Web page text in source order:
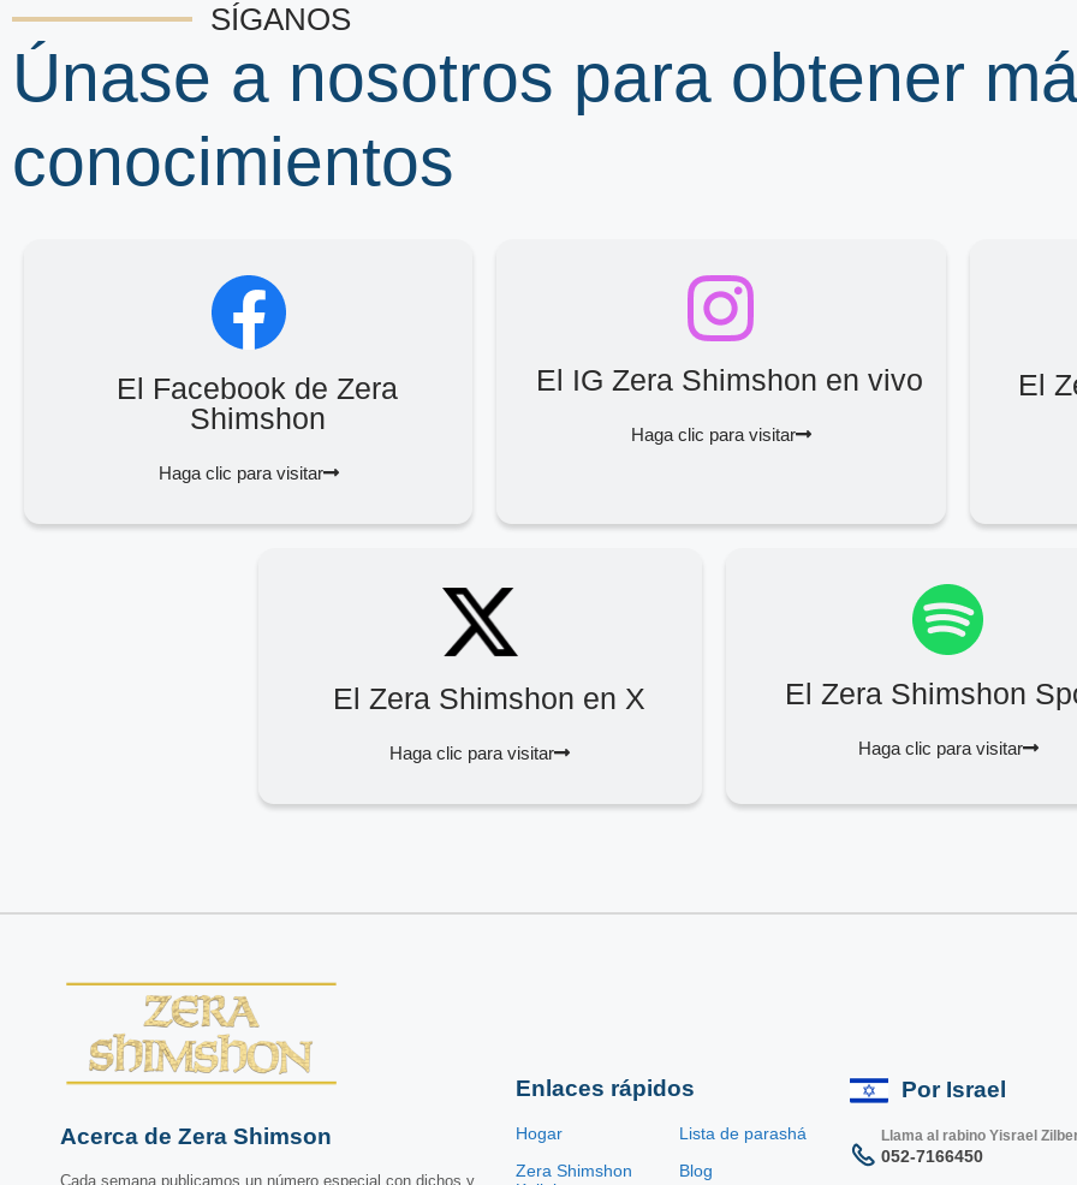
SÍGANOS
Únase a nosotros para obtener
conocimientos
El Facebook de Zera
Shimshon
Haga clic para visitar
El IG Zera Shimshon en vivo
Haga clic para visitar
El
El Zera Shimshon en X
Haga clic para visitar
El Zera Shimshon
Haga clic para visitar
Acerca de Zera Shimson
Cada semana publicamos un número especial con dichos y
Enlaces rápidos
Hogar
Zera Shimshon
Lista de parashá
Blog
Por Israel
Llama al rabino Yisrael
052-7166450